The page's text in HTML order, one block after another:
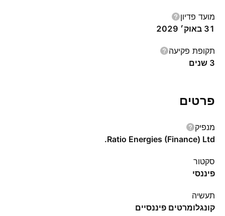
מועד פדיון
31 באוק׳ 2029
תקופת פקיעה
3 שנים
פרטים
מנפיק
Ratio Energies (Finance) Ltd.
סקטור
פיננסי
תעשיה
קונגלומרטים פיננסיים